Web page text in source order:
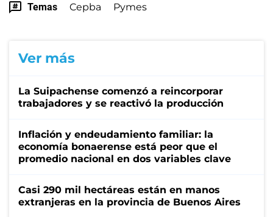
Temas Cepba Pymes
Ver más
La Suipachense comenzó a reincorporar
trabajadores y se reactivó la producción
Inflación y endeudamiento familiar: la
economía bonaerense está peor que el
promedio nacional en dos variables clave
Casi 290 mil hectáreas están en manos
extranjeras en la provincia de Buenos Aires